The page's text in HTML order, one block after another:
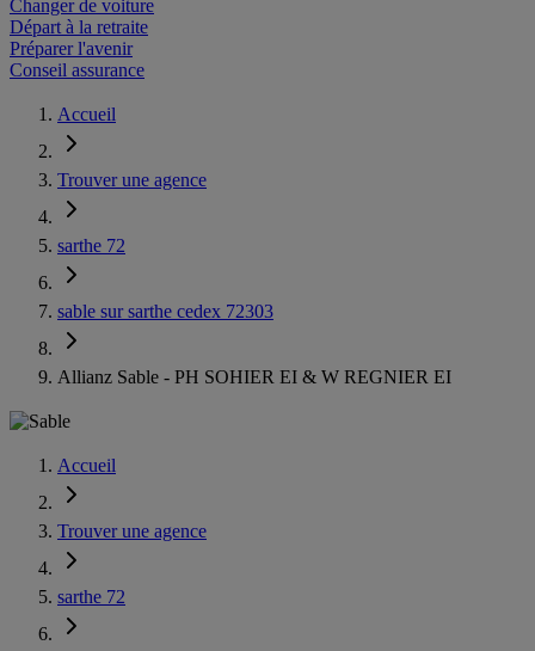
Changer de voiture
Départ à la retraite
Préparer l'avenir
Conseil assurance
Accueil
Trouver une agence
sarthe 72
sable sur sarthe cedex 72303
Allianz Sable - PH SOHIER EI & W REGNIER EI
Accueil
Trouver une agence
sarthe 72